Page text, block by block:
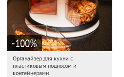
-100%
22:28:09 Получили:
Россия
Органайзер для кухни с
пластиковым подносом и
контейнерами